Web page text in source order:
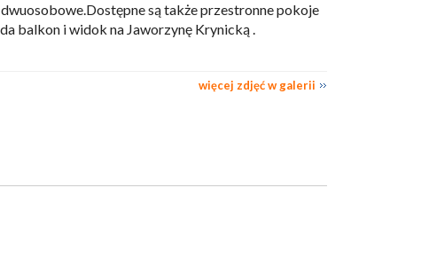
są także przestronne pokoje
balkon i widok na Jaworzynę Krynicką .
więcej zdjęć w galerii